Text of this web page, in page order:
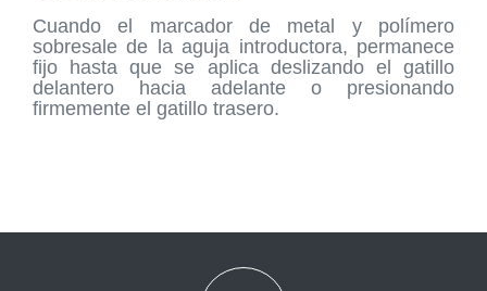
Cuando el marcador de metal y polímero
sobresale de la aguja introductora, permanece
fijo hasta que se aplica deslizando el gatillo
delantero hacia adelante o presionando
firmemente el gatillo trasero.